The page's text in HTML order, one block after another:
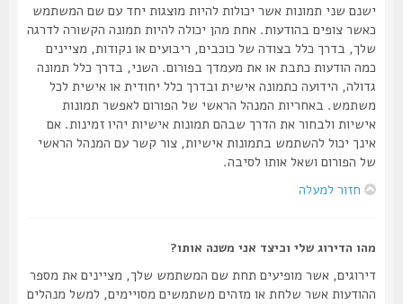
ישנם שני תמונות אשר יכולות להיות מוצגות יחד עם שם המשתמש
כאשר צופים בהודעות. אחת מהן יכולה להיות תמונה הקשורה לדרגה
שלך, בדרך כלל בצודה של כוכבים, ריבועים או נקודות, מציינים
כמה הודעות כתבת או את מעמדך בפורום. השני, בדרך כלל תמונה
גדולה, הידועה כתמונה אישית ובדרך כלל יחודית או אישית לכל
משתמש. באחריות המנהל הראשי של הפורום לאפשר תמונות
אישיות ולבחור את הדרך שבהם תמונות אישיות יהיו זמינות. אם
אינך יכול להשתמש בתמונות אישיות, צור קשר עם המנהל הראשי
של הפורום ושאל אותו לסיבה.
חזור למעלה
מהו הדירוג שלי וכיצד אני משנה אותו?
דירוגים, אשר מופיעים תחת שם המשתמש שלך, מציינים את מספר
ההודעות אשר שלחת או מזהים משתמשים מסויימים, למשל מנהלים